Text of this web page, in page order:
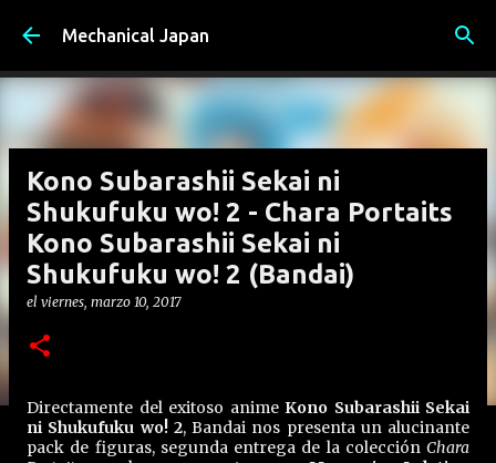
Ir al contenido principal
Mechanical Japan
Kono Subarashii Sekai ni
Shukufuku wo! 2 - Chara Portaits
Kono Subarashii Sekai ni
Shukufuku wo! 2 (Bandai)
el viernes, marzo 10, 2017
Directamente del exitoso anime Kono Subarashii Sekai
ni Shukufuku wo! 2, Bandai nos presenta un alucinante
pack de figuras, segunda entrega de la colección Chara